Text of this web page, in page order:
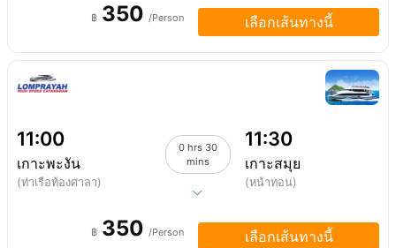
฿ 350 /Person เลือกเส้นทางนี้
11:00
เกาะพะงัน
(ท่าเรือท้องศาลา)
0 hrs 30
mins
11:30
เกาะสมุย
(หน้าทอน)
฿ 350 /Person เลือกเส้นทางนี้